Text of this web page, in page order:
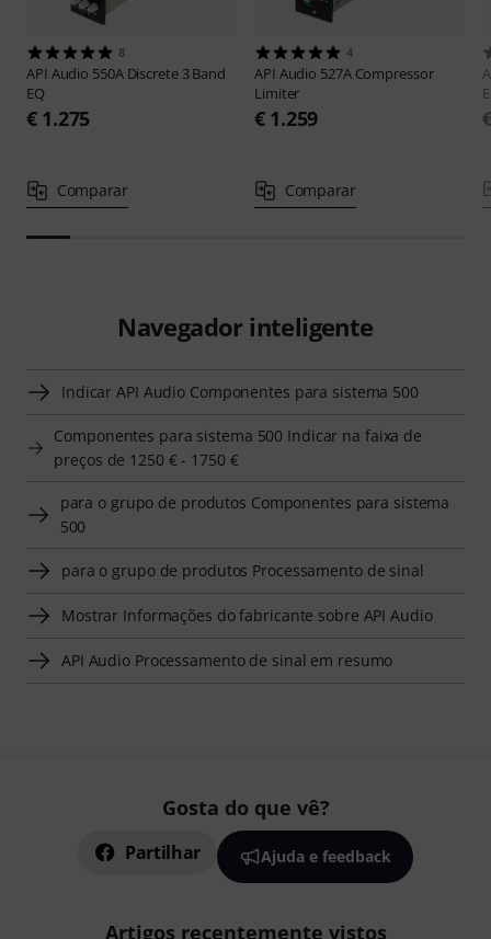
8
API Audio 550A Discrete 3 Band
EQ
€ 1.275
Comparar
4
API Audio 527A Compressor
Limiter
€ 1.259
Comparar
Navegador inteligente
Indicar API Audio Componentes para sistema 500
Componentes para sistema 500 Indicar na faixa de
preços de 1250 € - 1750 €
para o grupo de produtos Componentes para sistema
500
para o grupo de produtos Processamento de sinal
Mostrar Informações do fabricante sobre API Audio
API Audio Processamento de sinal em resumo
Gosta do que vê?
Partilhar Ajuda e feedback
Artigos recentemente vistos